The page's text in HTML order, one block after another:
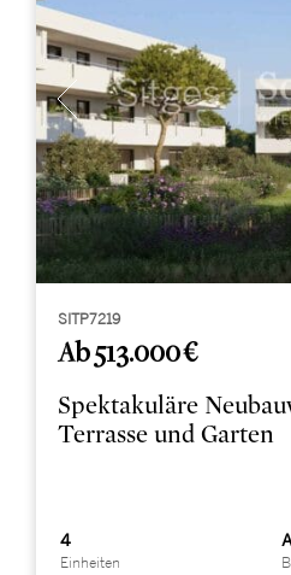
SITP7219
Ab 513.000 €
Spektakuläre
Terrasse und Garten
4
Einheiten